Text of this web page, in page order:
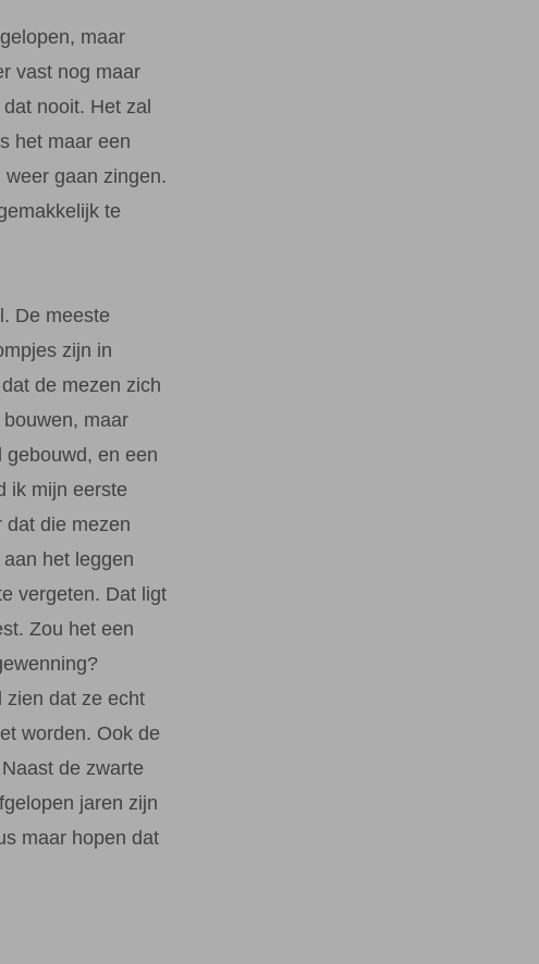
maar
vast nog maar
nooit. Het zal
het maar een
gaan zingen.
te
De meeste
zijn in
de mezen zich
maar
en een
ik mijn eerste
dat die mezen
het leggen
vergeten. Dat ligt
Zou het een
zien dat ze echt
worden. Ook de
de zwarte
jaren zijn
maar hopen dat